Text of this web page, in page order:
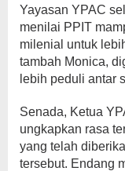
Yayasan YPAC
menilai PPIT
milenial untuk
tambah Monica,
lebih peduli antar
Senada, Ketua
ungkapkan rasa
yang telah
tersebut. Endang